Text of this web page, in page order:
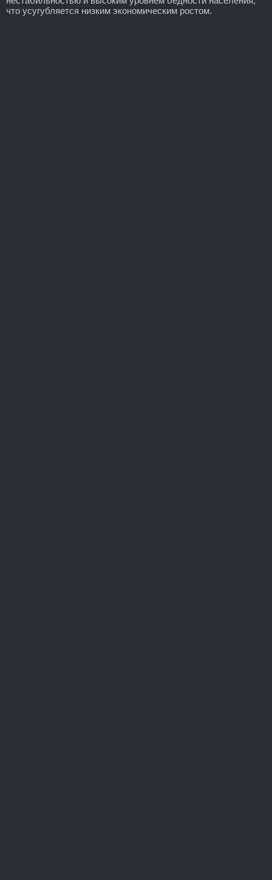
что усугубляется низким экономическим ростом.